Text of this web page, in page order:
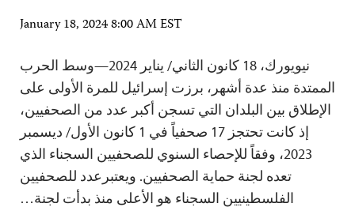
January 18, 2024 8:00 AM EST
نيويورك، 18 كانون الثاني/ يناير 2024—وسط الحرب
الممتدة منذ عدة أشهر، برزت إسرائيل للمرة الأولى على
الإطلاق بين البلدان التي تسجن أكبر عدد من الصحفيين،
إذ كانت تحتجز 17 صحفياً في 1 كانون الأول/ ديسمبر
2023، وفقاً للإحصاء السنوي للصحفيين السجناء الذي
تعده لجنة حماية الصحفيين. ويعتبرعدد للصحفيين
الفلسطينيين السجناء هو الأعلى منذ بدأت لجنة…